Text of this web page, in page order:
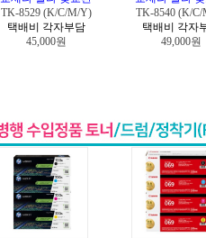
TK-8529 (K/C/M/Y)
택배비 각자부담
45,000원
TK-8540 (K/C/
택배비 각자
49,000원